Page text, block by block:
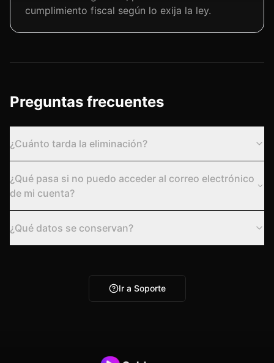
cumplimiento fiscal según lo exija la ley.
Preguntas frecuentes
¿Cuánto tarda la eliminación?
¿Qué pasa si no puedo acceder al correo electrónico
de mi cuenta?
¿Qué datos se conservan?
Ir a Soporte